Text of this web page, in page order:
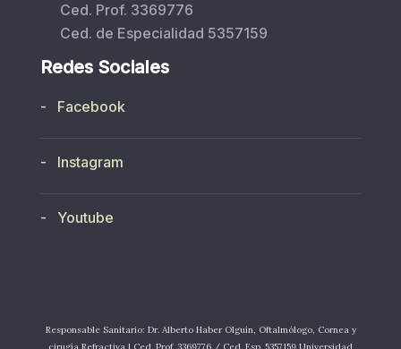
Ced. Prof. 3369776
Ced. de Especialidad 5357159
Redes Sociales
- Facebook
- Instagram
- Youtube
Responsable Sanitario: Dr. Alberto Haber Olguín, Oftalmólogo, Cornea y